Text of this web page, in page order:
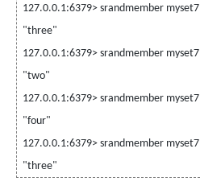
127.0.0.1:6379> srandmember myset7
"three"
127.0.0.1:6379> srandmember myset7
"two"
127.0.0.1:6379> srandmember myset7
"four"
127.0.0.1:6379> srandmember myset7
"three"